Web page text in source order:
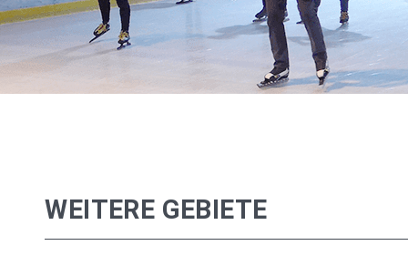
WEITERE GEBIETE